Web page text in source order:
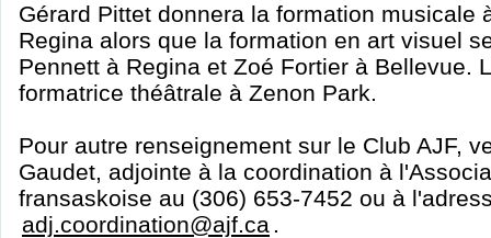
Gérard Pittet donnera la formation musicale
Regina alors que la formation en art visuel
Pennett à Regina et Zoé Fortier à Bellevue.
formatrice théâtrale à Zenon Park.
Pour autre renseignement sur le Club AJF,
Gaudet, adjointe à la coordination à
fransaskoise au (306) 653-7452 ou à
adj.coordination@ajf.ca .